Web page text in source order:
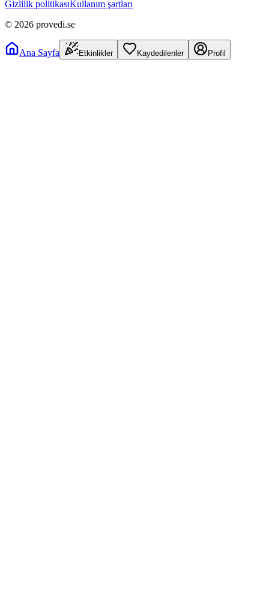
Gizlilik politikasıKullanım şartları
© 2026 provedi.se
Ana Sayfa Etkinlikler Kaydedilenler Profil